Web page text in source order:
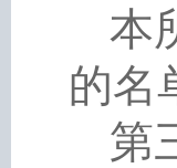
本
的名
第